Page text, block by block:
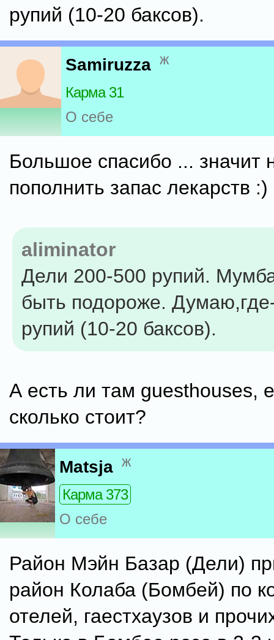
рупий (10-20 баксов).
Samiruzza ж
Карма 31
О себе
Большое спасибо ... значит
пополнить запас лекарств :)
aliminator
Дели 200-500 рупий.
быть подороже.
рупий (10-20 баксов).
А есть ли там guesthouses,
сколько стоит?
Matsja ж
Карма 373
О себе
Район Мэйн Базар (Дели)
район Колаба (Бомбей) по
отелей, гаестхаузов и